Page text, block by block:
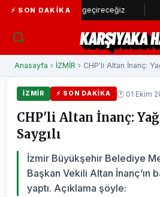
⚡ SON DAKIKA
hayata geçireceğiz Makine
KARŞIYAKA
Anasayfa › İZMİR › CHP'li Altan İnanç:
İZMİR ⚡ SON DAKIKA 🕐 01 Ekim
CHP'li Altan İnanç:
Saygılı
İzmir Büyükşehir Belediye
Başkan Vekili Altan İnanç’ın
yaptı. Açıklama şöyle: